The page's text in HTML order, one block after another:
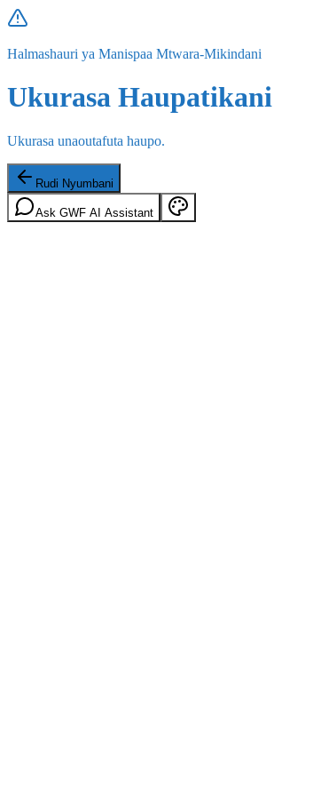
Halmashauri ya Manispaa Mtwara-Mikindani
Ukurasa Haupatikani
Ukurasa unaoutafuta haupo.
Rudi Nyumbani
Ask GWF AI Assistant